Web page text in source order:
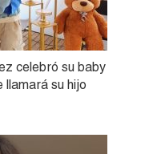
celebró su baby
llamará su hijo